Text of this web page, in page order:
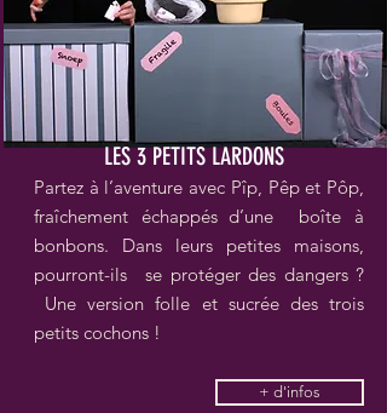
LES 3 PETITS LARDONS
Partez à l’aventure avec Pîp, Pêp et Pôp,
fraîchement échappés d’une boîte à
bonbons. Dans leurs petites maisons,
pourront-ils se protéger des dangers ?
Une version folle et sucrée des trois
petits cochons !
+ d'infos